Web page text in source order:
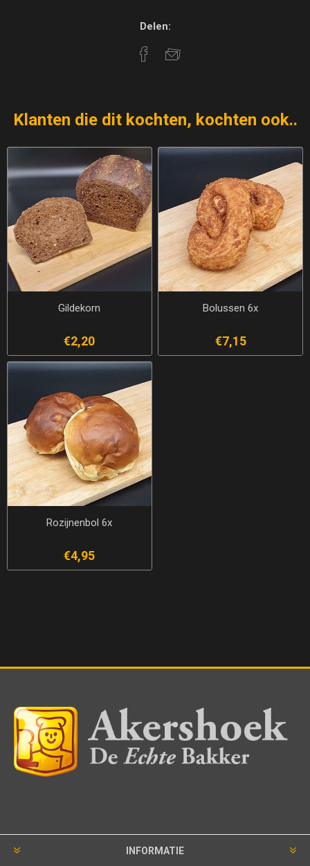
Delen:
Klanten die dit kochten, kochten ook..
Gildekorn
€2,20
Bolussen 6x
€7,15
Rozijnenbol 6x
€4,95
INFORMATIE